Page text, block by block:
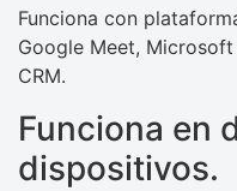
Funciona con
Google Meet,
CRM.
Funciona en
dispositivos.